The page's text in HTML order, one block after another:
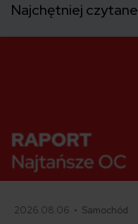
Najchętniej czytane
2026.08.06 • Samochód